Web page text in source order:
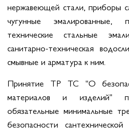
нержавеющей стали, приборы
чугунные эмалированные,
технические стальные
санитарно-техническая
смывные и арматура к ним.
Принятие ТР ТС "О
материалов и изделий"
обязательные минимальные
безопасности